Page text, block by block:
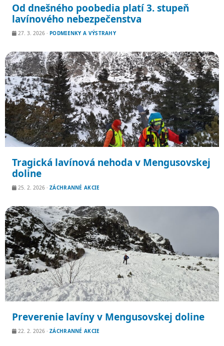
Od dnešného poobedia platí 3. stupeň
lavínového nebezpečenstva
27. 3. 2026 · PODMIENKY A VÝSTRAHY
Tragická lavínová nehoda v Mengusovskej
doline
25. 2. 2026 · ZÁCHRANNÉ AKCIE
Preverenie lavíny v Mengusovskej doline
22. 2. 2026 · ZÁCHRANNÉ AKCIE